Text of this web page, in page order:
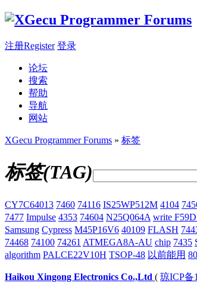
注册Register 登录
论坛
搜索
帮助
导航
网站
XGecu Programmer Forums » 标签
标签(TAG)
CY7C64013 7460 74116 IS25WP512M 4104
7477 Impulse 4353 74604 N25Q064A write
Samsung Cypress M45P16V6 40109 FLASH
74468 74100 74261 ATMEGA8A-AU chip 7435
algorithm PALCE22V10H TSOP-48 以前能用
Haikou Xingong Electronics Co.,Ltd ( 琼ICP备